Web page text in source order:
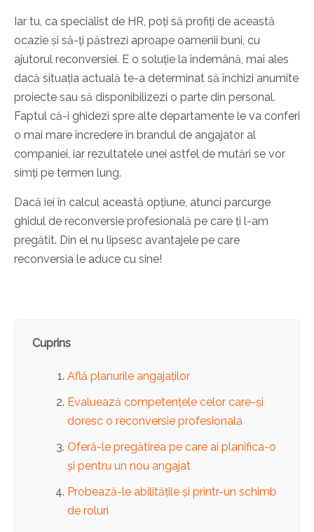
Iar tu, ca specialist de HR, poți să profiți de această
ocazie și să-ți păstrezi aproape oamenii buni, cu
ajutorul reconversiei. E o soluție la îndemână, mai ales
dacă situația actuală te-a determinat să închizi anumite
proiecte sau să disponibilizezi o parte din personal.
Faptul că-i ghidezi spre alte departamente le va conferi
o mai mare încredere în brandul de angajator al
companiei, iar rezultatele unei astfel de mutări se vor
simți pe termen lung.
Dacă iei în calcul această opțiune, atunci parcurge
ghidul de reconversie profesională pe care ți l-am
pregătit. Din el nu lipsesc avantajele pe care
reconversia le aduce cu sine!
Cuprins
Află planurile angajaților
Evaluează competențele celor care-și
doresc o reconversie profesionala
Oferă-le pregătirea pe care ai planifica-o
și pentru un nou angajat
Probează-le abilitățile și printr-un schimb
de roluri